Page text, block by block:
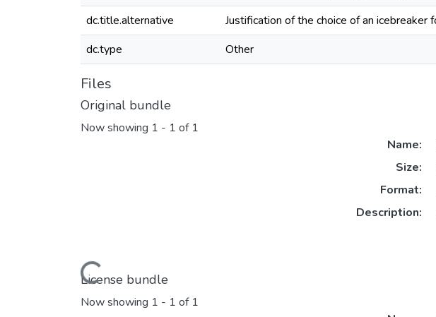
dc.title.alternative
Justification of the choice of an icebreaker
dc.type
Other
Files
Original bundle
Now showing 1 - 1 of 1
Loading...
Name:
Size:
Format:
Description:
License bundle
Now showing 1 - 1 of 1